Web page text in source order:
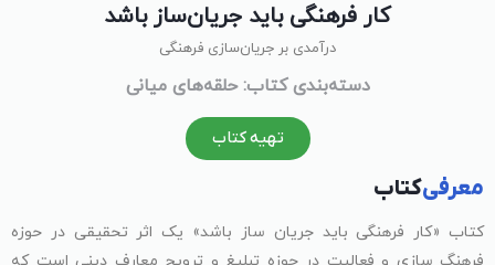
کار فرهنگی باید جریان‌ساز باشد
درآمدی بر جریان‌سازی فرهنگی
دسته‌بندی کتاب: حلقه‌های میانی
تهیه کتاب
معرفیکتاب
کتاب «کار فرهنگی باید جریان ساز باشد» یک اثر تحقیقی در حوزه